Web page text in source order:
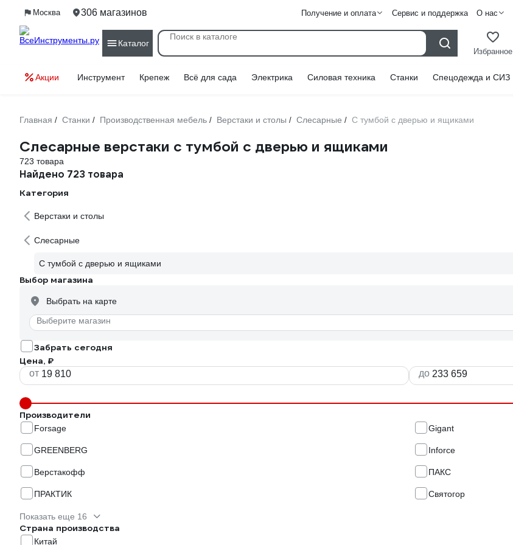
Москва 306 магазинов Получение и оплата Сервис и поддержка О нас
Каталог
Избранное
Акции Инструмент Крепеж Всё для сада Электрика Силовая техника Станки Спецодежда и СИЗ
Главная / Станки / Производственная мебель / Верстаки и столы / Слесарные / С тумбой с дверью и ящиками
Слесарные верстаки с тумбой с дверью и ящиками
723 товара
Найдено 723 товара
Категория
Верстаки и столы
Слесарные
С тумбой с дверью и ящиками
Выбор магазина
Выбрать на карте
Выберите магазин
Забрать сегодня
Цена, ₽
от до
Производители
Forsage Gigant
GREENBERG Inforce
Верстакофф ПАКС
ПРАКТИК Святогор
Показать еще 16
Страна производства
Китай